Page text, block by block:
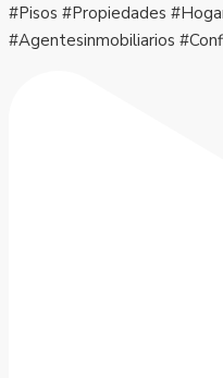
#Pisos #Propiedades
#Agentesinmobiliarios